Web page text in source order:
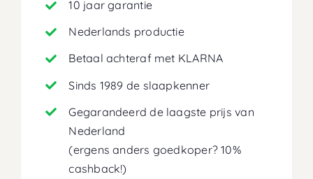
10 jaar garantie
Nederlands productie
Betaal achteraf met KLARNA
Sinds 1989 de slaapkenner
Gegarandeerd de laagste prijs van
Nederland
(ergens anders goedkoper? 10%
cashback!)